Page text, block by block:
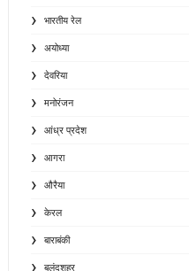
भारतीय रेल
अयोध्या
देवरिया
मनोरंजन
आंध्र प्रदेश
आगरा
औरैया
केरल
बाराबंकी
बुलंदशहर